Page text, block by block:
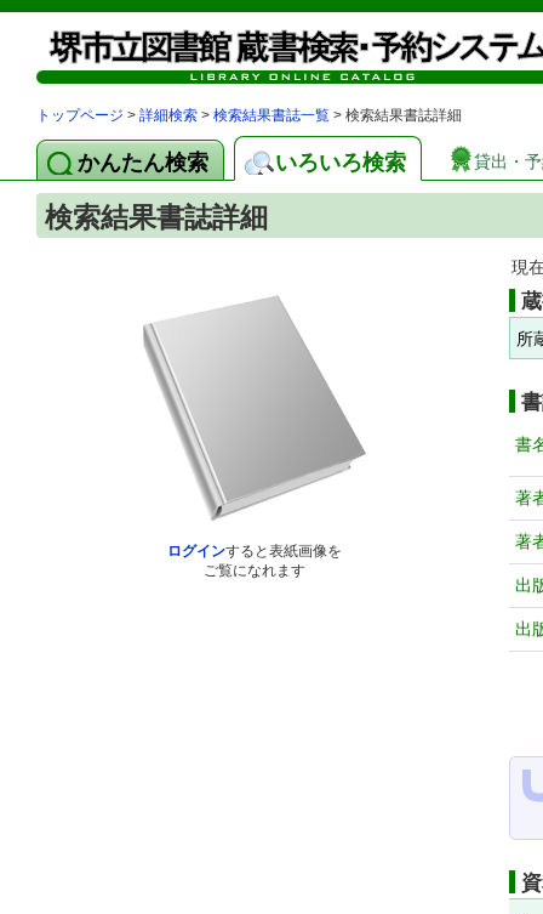
トップページ > 詳細検索 > 検索結果書誌一覧 > 検索結果書誌詳細
かんたん検索 いろいろ検索 貸出・
検索結果書誌詳細
ログインすると表紙画像を
ご覧になれます
現
所
書
著
著
出
出